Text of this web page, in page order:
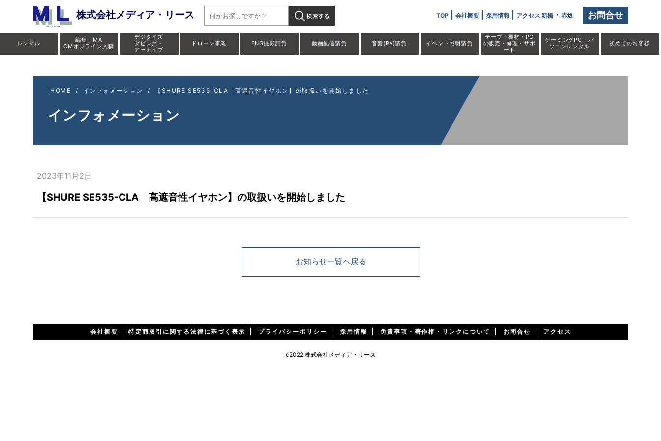
【SHURE SE535-CLA 高遮音性イヤホン】の取扱いを開始しました」" />
株式会社メディア・リース お問合せ
TOP| 会社概要| 採用情報 アクセス 新橋・ 赤坂
レンタル
編集・MA
CMオンライン入稿
デジタイズ
ダビング・
アーカイブ
ドローン事業 ENG撮影請負 動画配信請負 音響(PA)請負 イベント照明請負
テープ・機材・PC
の販売・修理・サポ
ート
ゲーミングPC・パ
ソコンレンタル
初めてのお客様
HOME / インフォメーション / 【SHURE SE535-CLA 高遮音性イヤホン】の取扱いを開始しました
インフォメーション
2023年11月2日
【SHURE SE535-CLA 高遮音性イヤホン】の取扱いを開始しました
お知らせ一覧へ戻る
会社概要 特定商取引に関する法律に基づく表示 プライバシーポリシー 採用情報 免責事項・著作権・リンクについて お問合せ アクセス
c2022 株式会社メディア・リース